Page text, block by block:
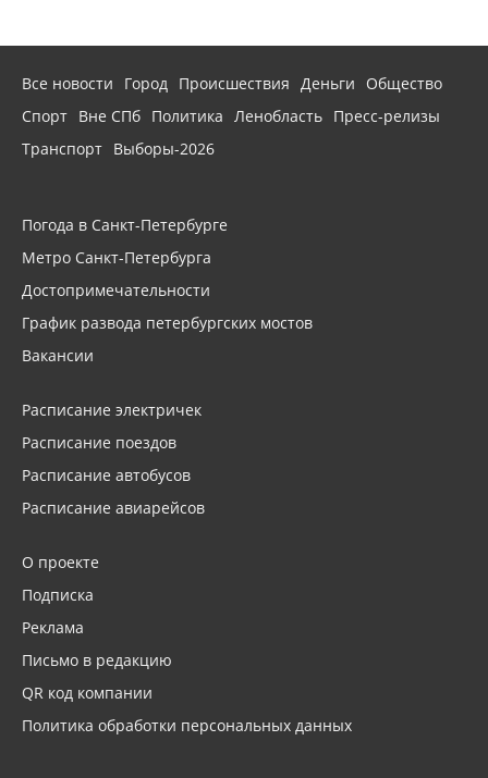
Все новости Город Происшествия Деньги
Общество
Спорт Вне СПб Политика Ленобласть Пресс-релизы
Транспорт Выборы-2026
Погода в Санкт-Петербурге
Метро Санкт-Петербурга
Достопримечательности
График развода петербургских мостов
Вакансии
Расписание электричек
Расписание поездов
Расписание автобусов
Расписание авиарейсов
О проекте
Подписка
Реклама
Письмо в редакцию
QR код компании
Политика обработки персональных данных